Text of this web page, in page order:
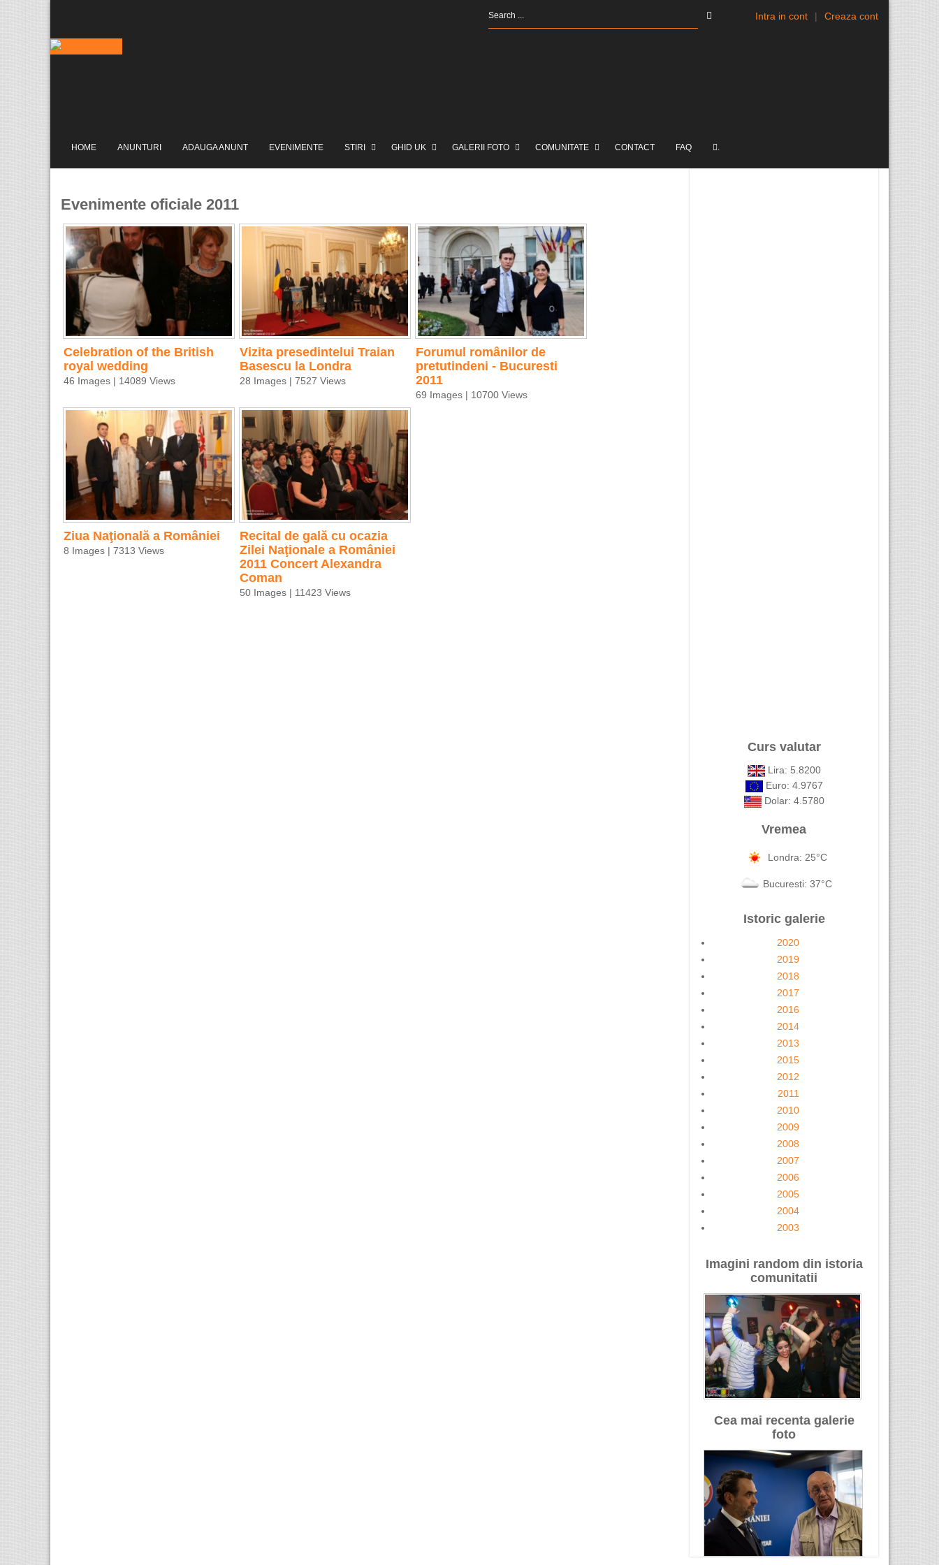
Intra in cont | Creaza cont
HOME ANUNTURI ADAUGA ANUNT EVENIMENTE STIRI GHID UK GALERII FOTO COMUNITATE CONTACT FAQ .
Evenimente oficiale 2011
Celebration of the British
royal wedding
46 Images | 14089 Views
Vizita presedintelui Traian
Basescu la Londra
28 Images | 7527 Views
Forumul românilor de
pretutindeni - Bucuresti
2011
69 Images | 10700 Views
Ziua Naţională a României
8 Images | 7313 Views
Recital de gală cu ocazia
Zilei Naţionale a României
2011 Concert Alexandra
Coman
50 Images | 11423 Views
Curs valutar
Lira: 5.8200
Euro: 4.9767
Dolar: 4.5780
Vremea
Londra: 25°C
Bucuresti: 37°C
Istoric galerie
2020
2019
2018
2017
2016
2014
2013
2015
2012
2011
2010
2009
2008
2007
2006
2005
2004
2003
Imagini random din istoria
comunitatii
Cea mai recenta galerie
foto